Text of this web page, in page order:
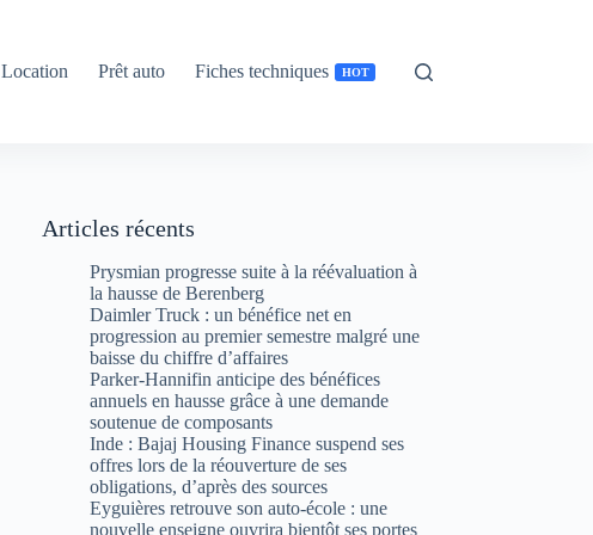
Location Prêt auto Fiches techniques HOT
Articles récents
Prysmian progresse suite à la réévaluation à
la hausse de Berenberg
Daimler Truck : un bénéfice net en
progression au premier semestre malgré une
baisse du chiffre d’affaires
Parker-Hannifin anticipe des bénéfices
annuels en hausse grâce à une demande
soutenue de composants
Inde : Bajaj Housing Finance suspend ses
offres lors de la réouverture de ses
obligations, d’après des sources
Eyguières retrouve son auto-école : une
nouvelle enseigne ouvrira bientôt ses portes